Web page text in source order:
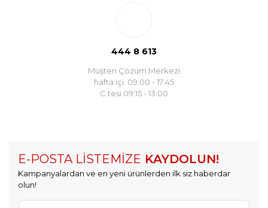
444 8 613
Müşteri Çözüm Merkezi
hafta içi: 09:00 - 17:45
C.tesi 09:15 - 13:00
E-POSTA LİSTEMİZE KAYDOLUN!
Kampanyalardan ve en yeni ürünlerden ilk siz haberdar
olun!